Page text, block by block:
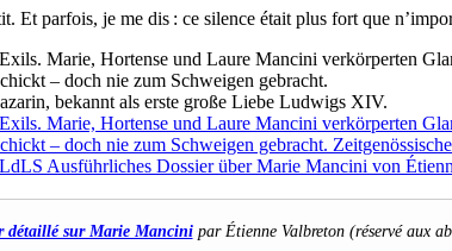
Et parfois, je me dis : ce silence était plus fort que
détaillé sur Marie Mancinipar Étienne Valbreton (réservé aux